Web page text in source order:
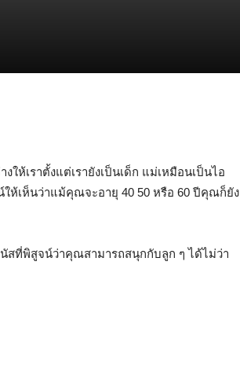
ห้เราตั้งแต่เรายังเป็นเด็ก แม่เหมือนเป็นไอ
ห้เห็นว่าแม้คุณจะอายุ 40 50 หรือ 60 ปีคุณก็ยัง
สที่พิสูจน์ว่าคุณสามารถสนุกกับลูก ๆ ได้ไม่ว่า